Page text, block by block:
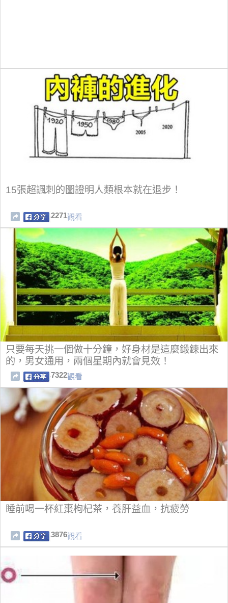
15張超諷刺的圖證明人類根本就在退步！
2271觀看
只要每天挑一個做十分鐘，好身材是這麼鍛鍊出來
的，男女通用，兩個星期內就會見效！
7322觀看
睡前喝一杯紅棗枸杞茶，養肝益血，抗疲勞
3876觀看